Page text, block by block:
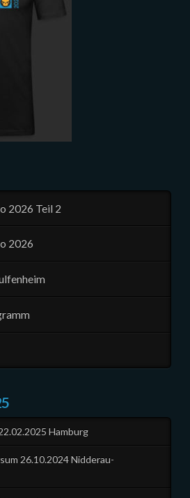
2026 Teil 2
2026
Hamburg
26.10.2024 Nidderau-